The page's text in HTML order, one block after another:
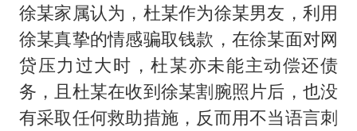
徐某家属认为，杜某作为徐某男友，利用
徐某真挚的情感骗取钱款，在徐某面对网
贷压力过大时，杜某亦未能主动偿还债
务，且杜某在收到徐某割腕照片后，也没
有采取任何救助措施，反而用不当语言刺